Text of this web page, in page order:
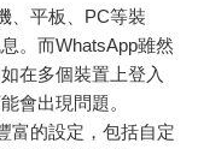
、平板、PC等裝
。而WhatsApp雖然
在多個裝置上登入
會出現問題。
富的設定，包括自定